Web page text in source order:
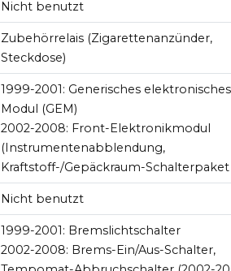
Nicht benutzt
Zubehörrelais (Zigarettenanzünder,
Steckdose)
1999-2001: Generisches elektronisches
Modul (GEM)
2002-2008: Front-Elektronikmodul
(Instrumentenabblendung,
Kraftstoff-/Gepäckraum-Schalterpaket
Nicht benutzt
1999-2001: Bremslichtschalter
2002-2008: Brems-Ein/Aus-Schalter,